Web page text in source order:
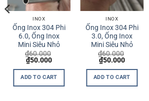
INOX
Ống Inox 304 Phi
6.0, Ống Inox
Mini Siêu Nhỏ
₫60.000
Original
price
was:
₫60.000.
₫50.000Current
is:
₫50.000.
ADD TO CART
INOX
Ống Inox 304 Phi
3.0, Ống Inox
Mini Siêu Nhỏ
₫60.000
Original
price
was:
₫60.000.
₫50.000Current
is:
₫50.000.
ADD TO CART